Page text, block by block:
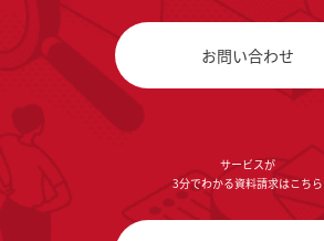
お問い合わせ
サービスが
3分でわかる資料請求はこちら